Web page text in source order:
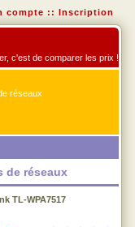
compte :: Inscription
c'est de comparer les prix !
réseaux
de réseaux
TL-WPA7517